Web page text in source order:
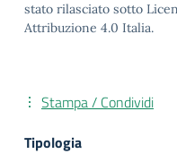
stato rilasciato sotto
Attribuzione 4.0 Italia.
Stampa / Condividi
Tipologia